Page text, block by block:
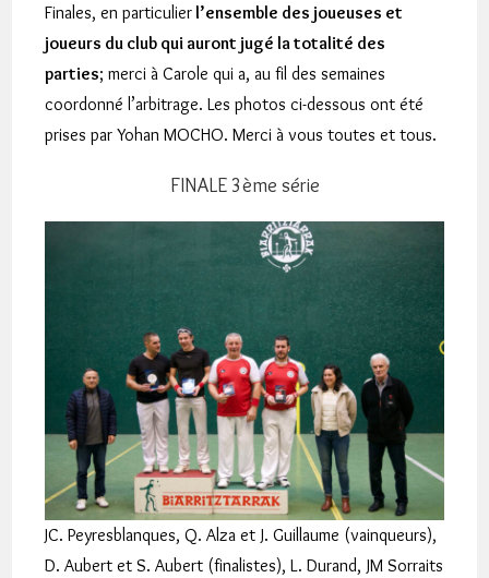
Finales, en particulier l’ensemble des joueuses et
joueurs du club qui auront jugé la totalité des
parties; merci à Carole qui a, au fil des semaines
coordonné l’arbitrage. Les photos ci-dessous ont été
prises par Yohan MOCHO. Merci à vous toutes et tous.
FINALE 3ème série
JC. Peyresblanques, Q. Alza et J. Guillaume (vainqueurs),
D. Aubert et S. Aubert (finalistes), L. Durand, JM Sorraits